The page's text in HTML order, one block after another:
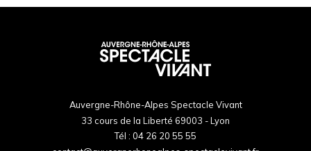
Auvergne-Rhône-Alpes Spectacle Vivant
33 cours de la Liberté 69003 - Lyon
Tél : 04 26 20 55 55